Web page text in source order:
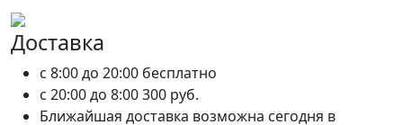
Доставка
c 8:00 до 20:00 бесплатно
c 20:00 до 8:00300 руб.
Ближайшая доставка возможна сегодня в